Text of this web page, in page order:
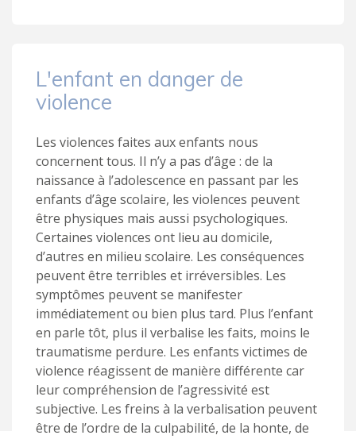
L'enfant en danger de
violence
Les violences faites aux enfants nous
concernent tous. Il n’y a pas d’âge : de la
naissance à l’adolescence en passant par les
enfants d’âge scolaire, les violences peuvent
être physiques mais aussi psychologiques.
Certaines violences ont lieu au domicile,
d’autres en milieu scolaire. Les conséquences
peuvent être terribles et irréversibles. Les
symptômes peuvent se manifester
immédiatement ou bien plus tard. Plus l’enfant
en parle tôt, plus il verbalise les faits, moins le
traumatisme perdure. Les enfants victimes de
violence réagissent de manière différente car
leur compréhension de l’agressivité est
subjective. Les freins à la verbalisation peuvent
être de l’ordre de la culpabilité, de la honte, de